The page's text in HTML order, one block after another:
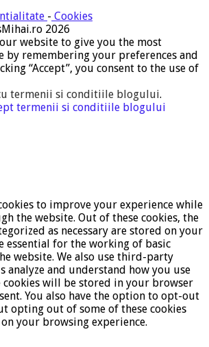
- Cookies
2026
website to give you the most
by remembering your preferences and
“Accept”, you consent to the use of
termenii si conditiile blogului.
termenii si conditiile blogului
to improve your experience while
the website. Out of these cookies, the
as necessary are stored on your
essential for the working of basic
website. We also use third-party
analyze and understand how you use
cookies will be stored in your browser
You also have the option to opt-out
opting out of some of these cookies
your browsing experience.